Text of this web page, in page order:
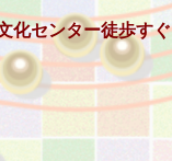
化センター徒歩すぐ